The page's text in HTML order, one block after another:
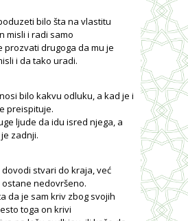
bilo šta na vlastitu
misli i radi samo
prozvati drugoga da mu je
i da tako uradi.
bilo kakvu odluku, a kad je i
preispituje.
ljude da idu isred njega, a
zadnji.
stvari do kraja, već
nedovršeno.
da je sam kriv zbog svojih
toga on krivi